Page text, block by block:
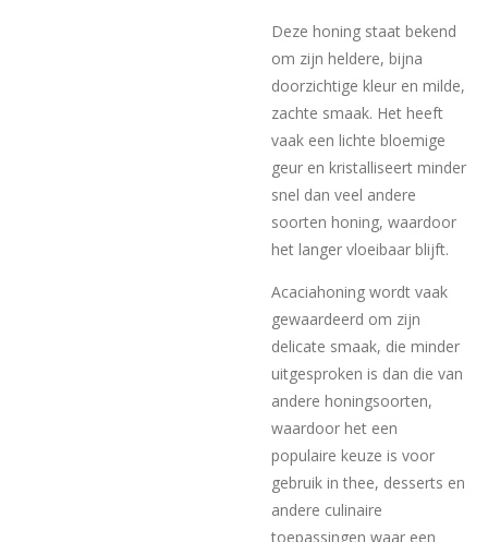
Deze honing staat bekend
om zijn heldere, bijna
doorzichtige kleur en milde,
zachte smaak. Het heeft
vaak een lichte bloemige
geur en kristalliseert minder
snel dan veel andere
soorten honing, waardoor
het langer vloeibaar blijft.
Acaciahoning wordt vaak
gewaardeerd om zijn
delicate smaak, die minder
uitgesproken is dan die van
andere honingsoorten,
waardoor het een
populaire keuze is voor
gebruik in thee, desserts en
andere culinaire
toepassingen waar een